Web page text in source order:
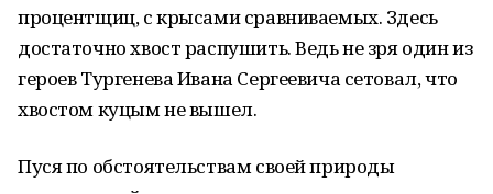
процентщиц, с крысами сравниваемых. Здесь
достаточно хвост распушить. Ведь не зря один из
героев Тургенева Ивана Сергеевича сетовал, что
хвостом куцым не вышел.
Пуся по обстоятельствам своей природы